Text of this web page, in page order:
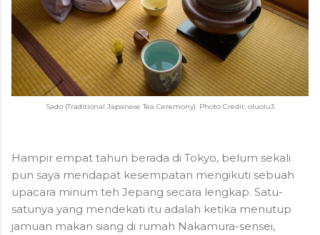
Sado (Traditional Japanese Tea Ceremony). Photo Credit: oluolu3
Hampir empat tahun berada di Tokyo, belum sekali
pun saya mendapat kesempatan mengikuti sebuah
upacara minum teh Jepang secara lengkap. Satu-
satunya yang mendekati itu adalah ketika menutup
jamuan makan siang di rumah Nakamura-sensei,